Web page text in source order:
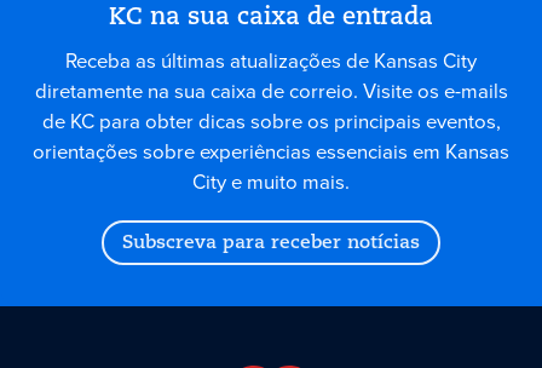
KC na sua caixa de entrada
Receba as últimas atualizações de Kansas City
diretamente na sua caixa de correio. Visite os e-mails
de KC para obter dicas sobre os principais eventos,
orientações sobre experiências essenciais em Kansas
City e muito mais.
Subscreva para receber notícias